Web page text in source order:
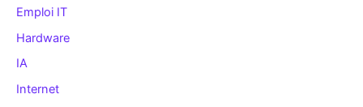
Emploi IT
Hardware
IA
Internet